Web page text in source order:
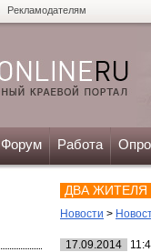
Рекламодателям
Форум Работа
ДВА ЖИТЕЛЯ
Новости >
17.09.2014